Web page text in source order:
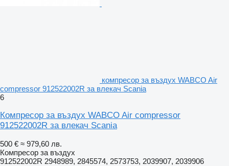
компресор за въздух WABCO Air
compressor 912522002R за влекач Scania
6
Компресор за въздух WABCO Air compressor
912522002R за влекач Scania
500 € ≈ 979,60 лв.
Компресор за въздух
912522002R 2948989, 2845574, 2573753, 2039907, 2039906